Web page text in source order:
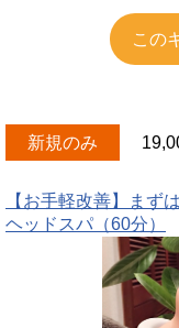
この
新規のみ
【お手軽改善】まず
ヘッドスパ（60分）